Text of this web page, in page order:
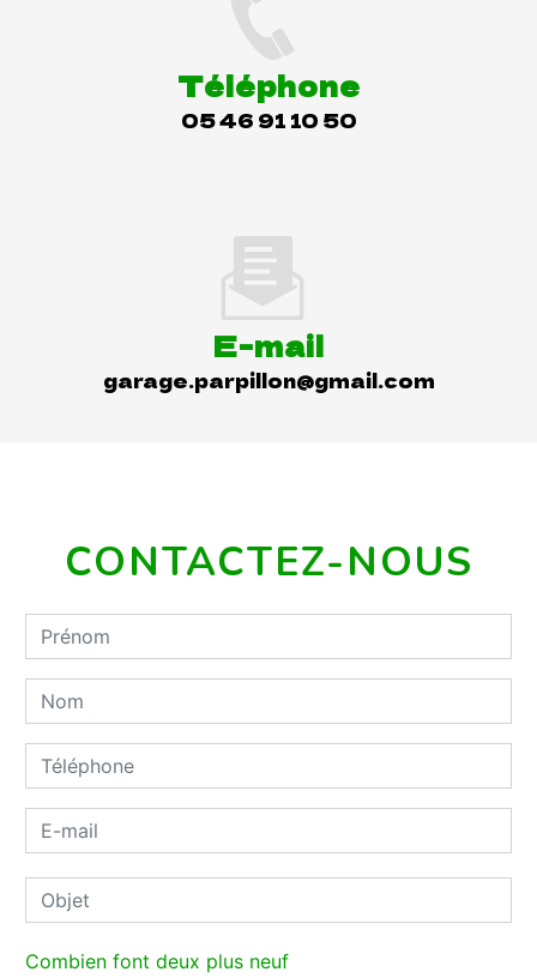
Téléphone
05 46 91 10 50
E-mail
garage.parpillon@gmail.com
CONTACTEZ-NOUS
Combien font deux plus neuf